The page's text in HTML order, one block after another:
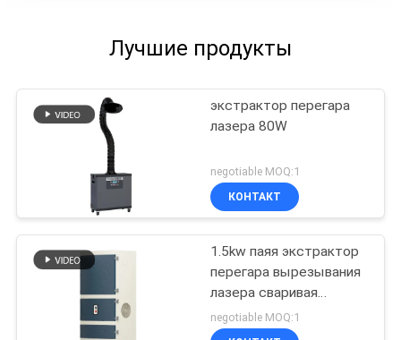
Лучшие продукты
экстрактор перегара
лазера 80W
negotiable MOQ:1
КОНТАКТ
1.5kw паяя экстрактор
перегара вырезывания
лазера сваривая
очищая
negotiable MOQ:1